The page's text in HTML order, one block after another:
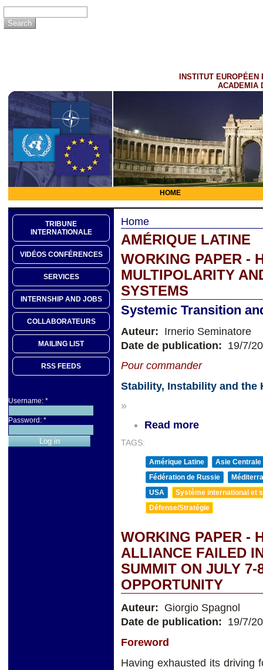
INSTITUT EUROPÉEN
ACADEMIA
HOME
TRIBUNE
INTERNATIONALE
VIDÉOS CONFÉRENCES
SERVICES
INTERNSHIP AND JOBS
COLLABORATEURS
MAILING LIST
RSS FEEDS
Username: *
Password: *
Home
AMÉRIQUE LATINE
WORKING PAPER -
MULTIPOLARITY
SYSTEMS
Systemic Transition
Auteur: Irnerio Seminatore
Date de publication: 19/7/
Pour commander
Stability, Instability and the
»
Read more
TAGS:
Amérique Latine
Asie Centrale
Fédération de Russie
USA
Système international et
Défense/Stratégie
WORKING PAPER -
ALLIANCE FAILED
SUMMIT ON JULY 7-
OPPORTUNITY
Auteur: Giorgio Spagnol
Date de publication: 19/7/
Foreword
Having exhausted its driving